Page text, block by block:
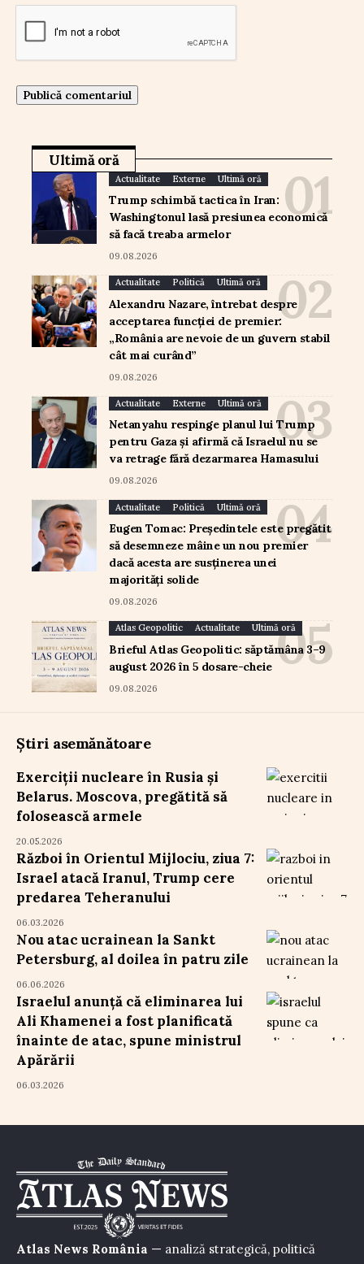
Ultimă oră
Actualitate Externe Ultimă oră
Trump schimbă tactica în Iran:
Washingtonul lasă presiunea economică
să facă treaba armelor
09.08.2026
Actualitate Politică Ultimă oră
Alexandru Nazare, întrebat despre
acceptarea funcției de premier:
„România are nevoie de un guvern stabil
cât mai curând”
09.08.2026
Actualitate Externe Ultimă oră
Netanyahu respinge planul lui Trump
pentru Gaza și afirmă că Israelul nu se
va retrage fără dezarmarea Hamasului
09.08.2026
Actualitate Politică Ultimă oră
Eugen Tomac: Președintele este pregătit
să desemneze mâine un nou premier
dacă acesta are susținerea unei
majorități solide
09.08.2026
Atlas Geopolitic Actualitate Ultimă oră
Brieful Atlas Geopolitic: săptămâna 3–9
august 2026 în 5 dosare-cheie
09.08.2026
Știri asemănătoare
Exerciții nucleare în Rusia și
Belarus. Moscova, pregătită să
folosească armele
20.05.2026
Război în Orientul Mijlociu, ziua 7:
Israel atacă Iranul, Trump cere
predarea Teheranului
06.03.2026
Nou atac ucrainean la Sankt
Petersburg, al doilea în patru zile
06.06.2026
Israelul anunță că eliminarea lui
Ali Khamenei a fost planificată
înainte de atac, spune ministrul
Apărării
06.03.2026
Atlas News România — analiză strategică, politică